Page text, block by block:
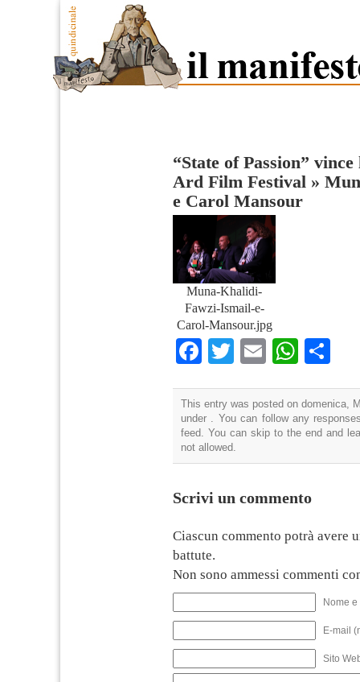
“State of Passion”
Ard Film Festival »
e Carol Mansour
Muna-Khalidi-
Fawzi-Ismail-e-
Carol-Mansour.jpg
Facebook
TwitterEmail
This entry was posted on domenica,
under . You can follow any
feed. You can skip to the end and
not allowed.
Scrivi un commento
Ciascun commento potrà avere
battute.
Non sono ammessi commenti
Nome
E-mail
Sito